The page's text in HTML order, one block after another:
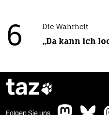
6 Die Wahrheit
„Da kann ich
taz
Folgen Sie uns